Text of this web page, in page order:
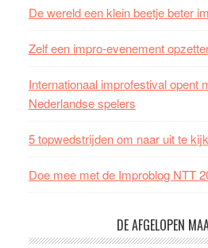
De wereld een klein beetje beter
Zelf een impro-evenement
Internationaal improfestival opent
Nederlandse spelers
5 topwedstrijden om naar uit te
Doe mee met de Improblog NTT
DE AFGELOPEN